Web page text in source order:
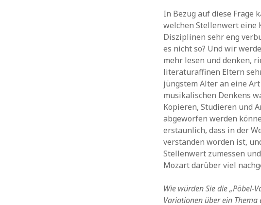
In Bezug auf diese Frage
welchen Stellenwert eine
Disziplinen sehr eng
es nicht so? Und wir
mehr lesen und denken,
literaturaffinen Eltern
jüngstem Alter an eine
musikalischen Denkens
Kopieren, Studieren und
abgeworfen werden
erstaunlich, dass in der
verstanden worden ist,
Stellenwert zumessen
Mozart darüber viel
Wie würden Sie die „Pöbel-
Variationen über ein Thema